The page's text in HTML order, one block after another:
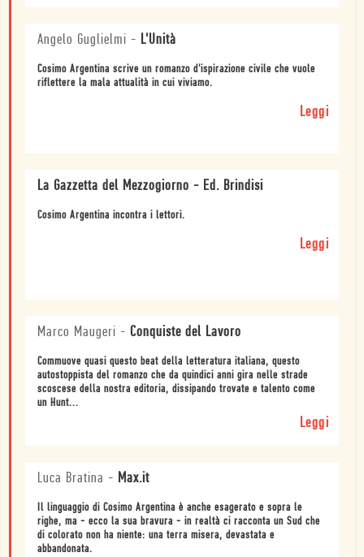
Angelo Guglielmi - L'Unità
Cosimo Argentina scrive un romanzo d'ispirazione civile che vuole
riflettere la mala attualità in cui viviamo.
Leggi
La Gazzetta del Mezzogiorno - Ed. Brindisi
Cosimo Argentina incontra i lettori.
Leggi
Marco Maugeri - Conquiste del Lavoro
Commuove quasi questo beat della letteratura italiana, questo
autostoppista del romanzo che da quindici anni gira nelle strade
scoscese della nostra editoria, dissipando trovate e talento come
un Hunt...
Leggi
Luca Bratina - Max.it
Il linguaggio di Cosimo Argentina è anche esagerato e sopra le
righe, ma - ecco la sua bravura - in realtà ci racconta un Sud che
di colorato non ha niente: una terra misera, devastata e
abbandonata.